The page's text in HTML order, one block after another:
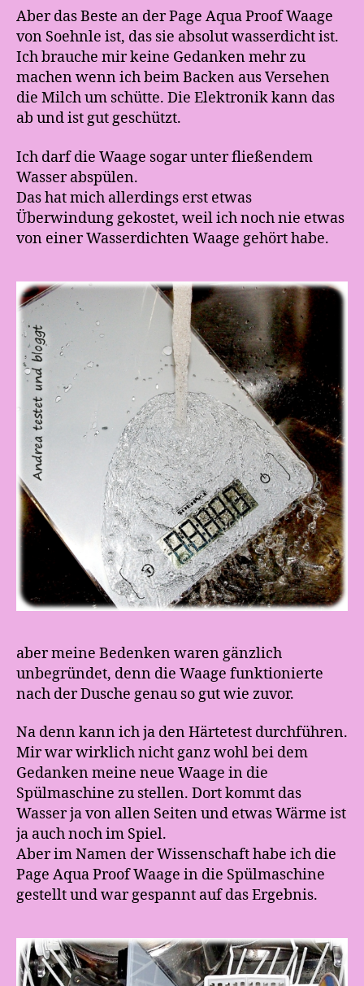
Aber das Beste an der Page Aqua Proof Waage
von Soehnle ist, das sie absolut wasserdicht ist.
Ich brauche mir keine Gedanken mehr zu
machen wenn ich beim Backen aus Versehen
die Milch um schütte. Die Elektronik kann das
ab und ist gut geschützt.
Ich darf die Waage sogar unter fließendem
Wasser abspülen.
Das hat mich allerdings erst etwas
Überwindung gekostet, weil ich noch nie etwas
von einer Wasserdichten Waage gehört habe.
aber meine Bedenken waren gänzlich
unbegründet, denn die Waage funktionierte
nach der Dusche genau so gut wie zuvor.
Na denn kann ich ja den Härtetest durchführen.
Mir war wirklich nicht ganz wohl bei dem
Gedanken meine neue Waage in die
Spülmaschine zu stellen. Dort kommt das
Wasser ja von allen Seiten und etwas Wärme ist
ja auch noch im Spiel.
Aber im Namen der Wissenschaft habe ich die
Page Aqua Proof Waage in die Spülmaschine
gestellt und war gespannt auf das Ergebnis.